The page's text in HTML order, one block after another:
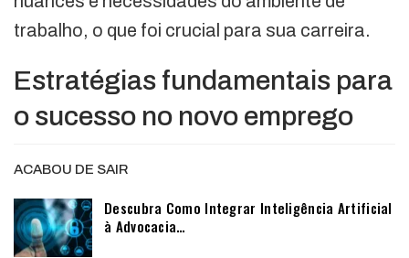
trabalho, o que foi crucial para sua carreira.
Estratégias fundamentais para
o sucesso no novo emprego
ACABOU DE SAIR
Descubra Como Integrar Inteligência Artificial
à Advocacia…